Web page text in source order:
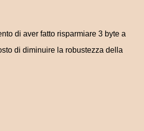
di aver fatto risparmiare 3 byte a
di diminuire la robustezza della